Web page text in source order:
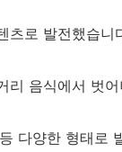
츠로 발전했습니
리 음식에서 벗
다양한 형태로